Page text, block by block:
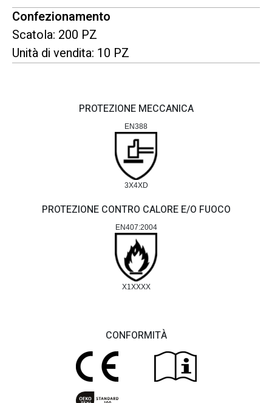
PROTEZIONE MECCANICA
EN388
3X4XD
PROTEZIONE CONTRO CALORE E/O FUOCO
EN407:2004
X1XXXX
CONFORMITÀ
Confezionamento
Scatola: 200 PZ
Unità di vendita: 10 PZ